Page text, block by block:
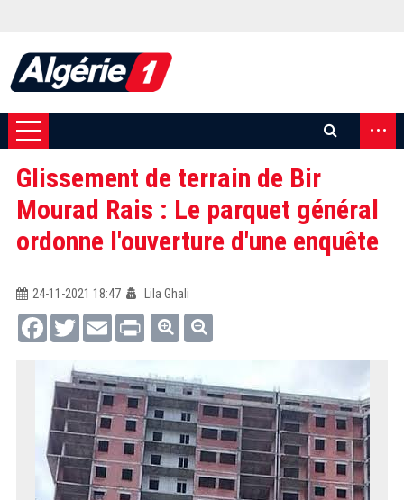
...
Glissement de terrain de Bir
Mourad Rais : Le parquet général
ordonne l'ouverture d'une enquête
24-11-2021 18:47
Lila Ghali
FacebookTwitterEmail Print